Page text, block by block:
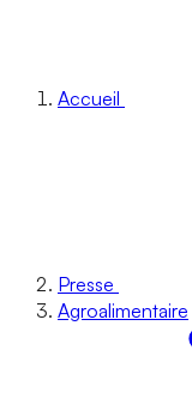
Accueil
Presse
Agroalimentaire